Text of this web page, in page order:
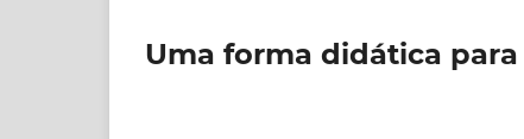
Uma forma didática